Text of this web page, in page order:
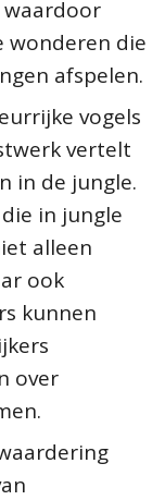
wonderen die
afspelen.
vogels
vertelt
in de jungle.
in jungle
alleen
ook
kunnen
over